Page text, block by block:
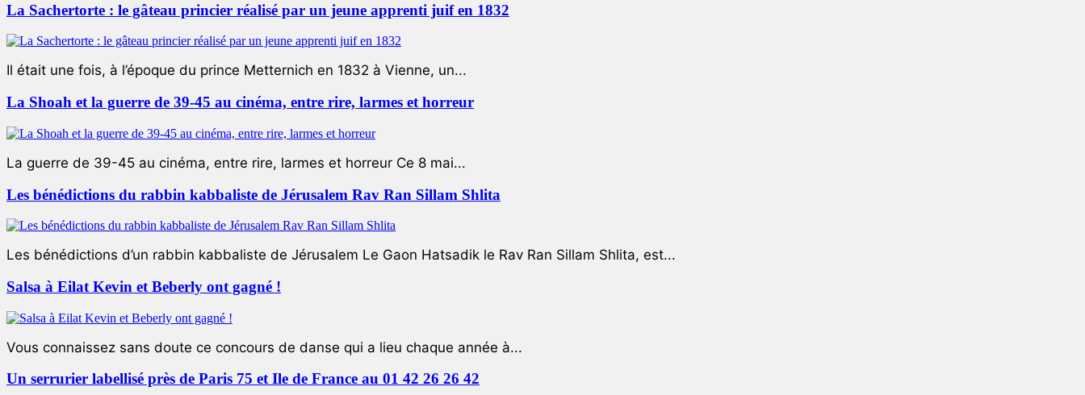
La Sachertorte : le gâteau princier réalisé par un jeune apprenti juif en 1832
Il était une fois, à l’époque du prince Metternich en 1832 à Vienne, un...
La Shoah et la guerre de 39-45 au cinéma, entre rire, larmes et horreur
La guerre de 39-45 au cinéma, entre rire, larmes et horreur Ce 8 mai...
Les bénédictions du rabbin kabbaliste de Jérusalem Rav Ran Sillam Shlita
Les bénédictions d’un rabbin kabbaliste de Jérusalem Le Gaon Hatsadik le Rav Ran Sillam Shlita, est...
Salsa à Eilat Kevin et Beberly ont gagné !
Vous connaissez sans doute ce concours de danse qui a lieu chaque année à...
Un serrurier labellisé près de Paris 75 et Ile de France au 01 42 26 26 42